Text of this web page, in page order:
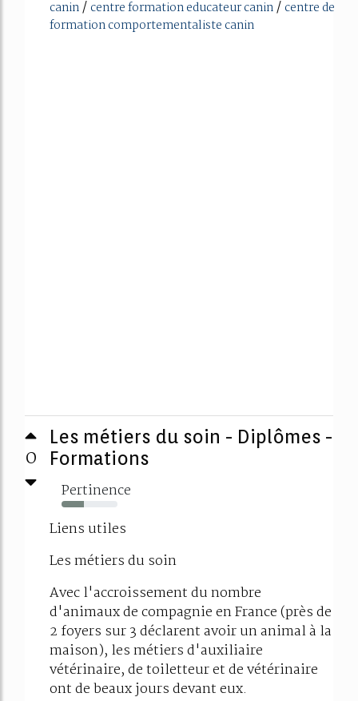
canin/ centre formation educateur canin/ centre de
formation comportementaliste canin
0
Les métiers du soin - Diplômes -
Formations
Pertinence
40%
Liens utiles
Les métiers du soin
Avec l'accroissement du nombre
d'animaux de compagnie en France (près de
2 foyers sur 3 déclarent avoir un animal à la
maison), les métiers d'auxiliaire
vétérinaire, de toiletteur et de vétérinaire
ont de beaux jours devant eux.